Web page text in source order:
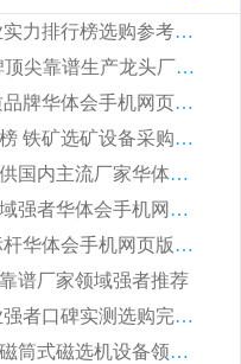
2026 钛铁矿平板磁选机怎么选 靠谱生产企业实力排行榜选购参考攻略
2026CTG 干式磁选机完整选购指南 行业口碑顶尖靠谱生产龙头厂家实力推荐
2026 高精度粉料磁选机选购全攻略 行业优质品牌华体会手机网页版-华体会(中国) 实力深度解析
2026CTB 湿式永磁磁选机靠谱厂家实力排行榜 铁矿选矿设备采购全流程选购指南
2026 尾矿磁选机行业口碑领域强者，源头直供国内主流厂家华体会手机网页版-华体会(中国) 一站式服务
2026尾矿磁选机靠谱厂家哪家好 行业口碑领域强者华体会手机网页版-华体会(中国) 推荐
2026 铁矿磁选机靠谱厂家选购全攻略 行业标杆华体会手机网页版-华体会(中国) 设备性价比出众
谱厂家领域强者推荐
2026 高性价比永磁筒式磁选机品牌盘点 行业强者口碑实测选购完整指南
2026 评价高的磁选机品牌推荐选购指南，永磁筒式磁选机设备领域强者全景行业口碑解析